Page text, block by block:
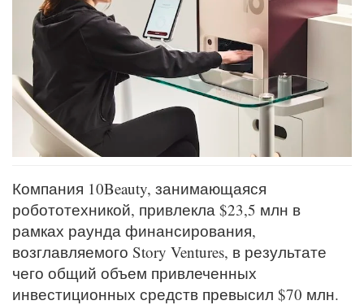
Компания 10Beauty, занимающаяся
робототехникой, привлекла $23,5 млн в
рамках раунда финансирования,
возглавляемого Story Ventures, в результате
чего общий объем привлеченных
инвестиционных средств превысил $70 млн.